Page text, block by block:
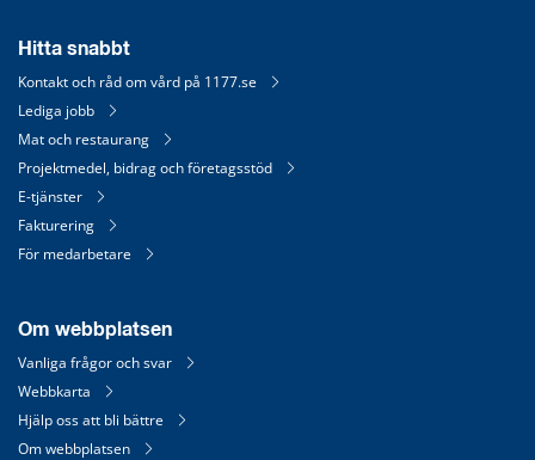
Hitta snabbt
Kontakt och råd om vård på 1177.se
Lediga jobb
Mat och restaurang
Projektmedel, bidrag och företagsstöd
E-tjänster
Fakturering
För medarbetare
Om webbplatsen
Vanliga frågor och svar
Webbkarta
Hjälp oss att bli bättre
Om webbplatsen